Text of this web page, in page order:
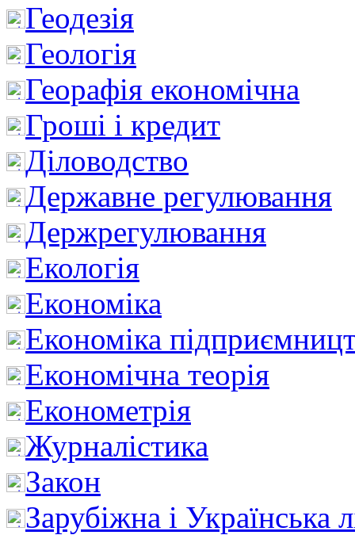
Геодезія
Геологія
Георафія економічна
Гроші і кредит
Діловодство
Державне регулювання
Держрегулювання
Екологія
Економіка
Економіка
Економічна теорія
Економетрія
Журналістика
Закон
Зарубіжна і Українська